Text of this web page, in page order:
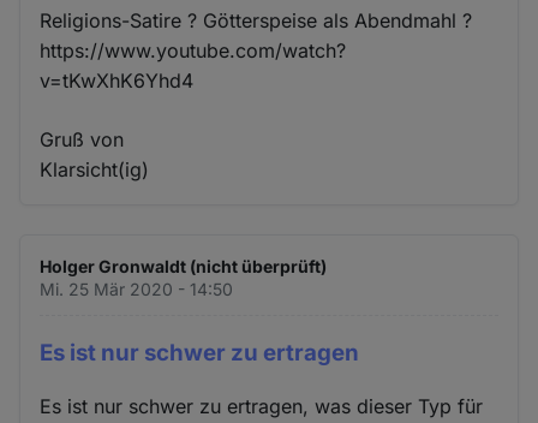
Religions-Satire ? Götterspeise als Abendmahl ?
https://www.youtube.com/watch?
v=tKwXhK6Yhd4
Gruß von
Klarsicht(ig)
Holger Gronwaldt (nicht überprüft)
Mi. 25 Mär 2020 - 14:50
Es ist nur schwer zu ertragen
Es ist nur schwer zu ertragen, was dieser Typ für